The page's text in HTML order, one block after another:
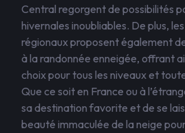
Central regorgent de possibilités
hivernales inoubliables. De plus,
régionaux proposent également
à la randonnée enneigée, offrant
choix pour tous les niveaux et
Que ce soit en France ou à
sa destination favorite et de se
beauté immaculée de la neige